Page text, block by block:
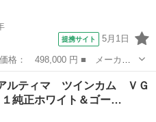
提携サイト 5月1日
トラック ■ グレード名：
排気量： 660cc ■ ドア枚
ルティマ ツインカム ＶＧ
純正ホワイト＆ゴー…